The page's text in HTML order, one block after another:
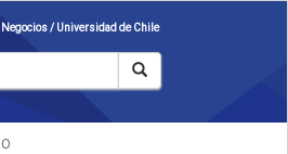
Negocios / Universidad de Chile